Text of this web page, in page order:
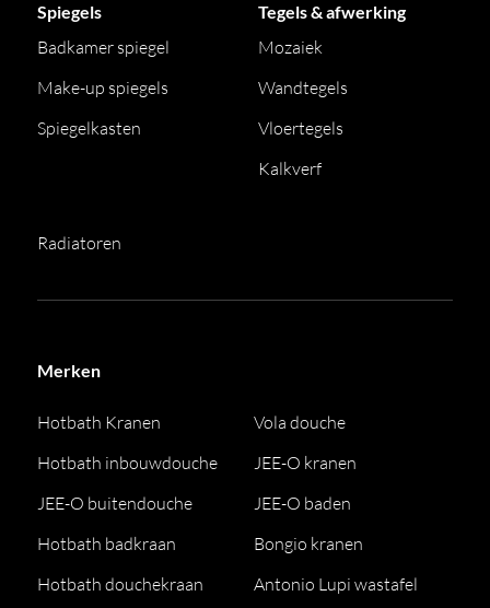
Spiegels
Badkamer spiegel
Make-up spiegels
Spiegelkasten
Tegels & afwerking
Mozaiek
Wandtegels
Vloertegels
Kalkverf
Radiatoren
Merken
Hotbath Kranen
Hotbath inbouwdouche
JEE-O buitendouche
Hotbath badkraan
Hotbath douchekraan
Vola douche
JEE-O kranen
JEE-O baden
Bongio kranen
Antonio Lupi wastafel